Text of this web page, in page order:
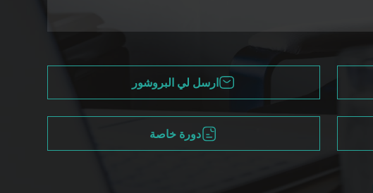
ارسل لي البروشور
دورة خاصة